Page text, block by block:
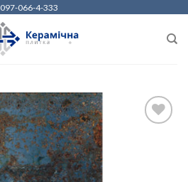
097-066-4-333